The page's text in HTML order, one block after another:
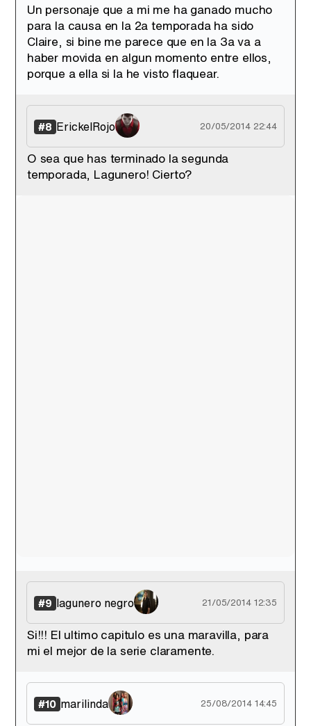
Un personaje que a mi me ha ganado mucho
para la causa en la 2a temporada ha sido
Claire, si bine me parece que en la 3a va a
haber movida en algun momento entre ellos,
porque a ella si la he visto flaquear.
#8 ErickelRojo 20/05/2014 22:44
O sea que has terminado la segunda
temporada, Lagunero! Cierto?
#9 lagunero negro 21/05/2014 12:35
Si!!! El ultimo capitulo es una maravilla, para
mi el mejor de la serie claramente.
#10 marilinda 25/08/2014 14:45